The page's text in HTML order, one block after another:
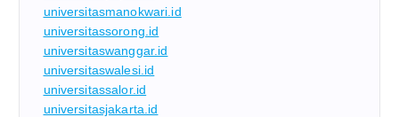
universitasmanokwari.id
universitassorong.id
universitaswanggar.id
universitaswalesi.id
universitassalor.id
universitasjakarta.id